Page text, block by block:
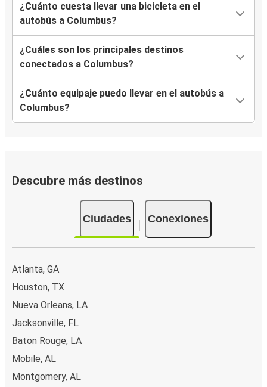
¿Cuánto cuesta llevar una bicicleta en el
autobús a Columbus?
¿Cuáles son los principales destinos
conectados a Columbus?
¿Cuánto equipaje puedo llevar en el autobús a
Columbus?
Descubre más destinos
Ciudades Conexiones
Atlanta, GA
Houston, TX
Nueva Orleans, LA
Jacksonville, FL
Baton Rouge, LA
Mobile, AL
Montgomery, AL